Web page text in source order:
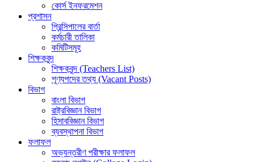
কোর্স ইনফরমেশন
প্রশাসন
প্রিন্সিপালের বার্তা
কর্মচারী তালিকা
কমিটিসমূহ
শিক্ষকবৃন্দ
শিক্ষকবৃন্দ (Teachers List)
শূণ্যপদের তথ্য (Vacant Posts)
বিভাগ
বাংলা বিভাগ
রাষ্ট্রবিজ্ঞান বিভাগ
হিসাববিজ্ঞান বিভাগ
ব্যবস্থাপনা বিভাগ
ফলাফল
অভ্যন্তরীণ পরীক্ষার ফলাফল